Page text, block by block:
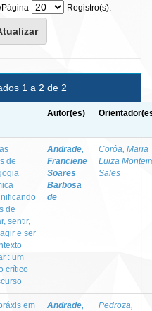
Registro(s):
1 a 2 de 2
Autor(es)
de
de
sentir,
e ser
: um
crítico
Andrade,
Franciene
Soares
Barbosa
de
Corôa, Maria
Luiza
Sales
em
Andrade,
Pedroza,